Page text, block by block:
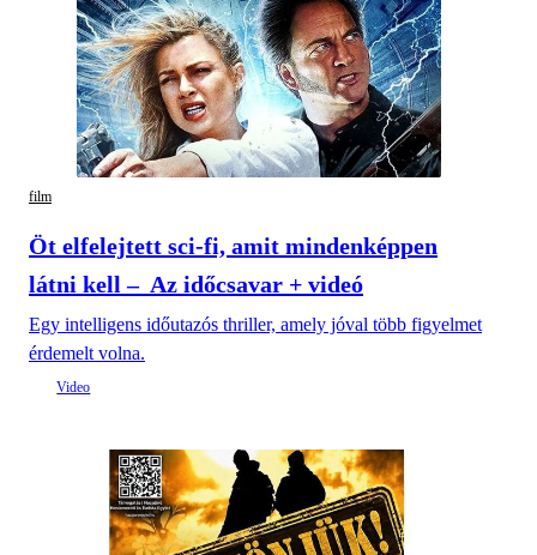
film
Öt elfelejtett sci-fi, amit mindenképpen
látni kell – Az időcsavar + videó
Egy intelligens időutazós thriller, amely jóval több figyelmet
érdemelt volna.